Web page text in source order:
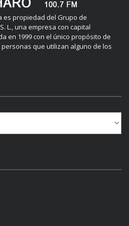
es propiedad del Grupo de
L., una empresa con capital
en 1999 con el único propósito de
que utilizan alguno de los